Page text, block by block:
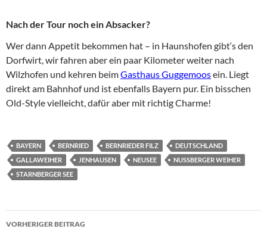
Nach der Tour noch ein Absacker?
Wer dann Appetit bekommen hat – in Haunshofen gibt‘s den
Dorfwirt, wir fahren aber ein paar Kilometer weiter nach
Wilzhofen und kehren beimGasthaus Guggemoosein. Liegt
direkt am Bahnhof und ist ebenfalls Bayern pur. Ein bisschen
Old-Style vielleicht, dafür aber mit richtig Charme!
BAYERN BERNRIED BERNRIEDER FILZ
DEUTSCHLAND
GALLAWEIHER
JENHAUSEN NEUSEE
NUSSBERGER WEIHER
STARNBERGER SEE
Beitragsnavigation
VORHERIGER BEITRAG